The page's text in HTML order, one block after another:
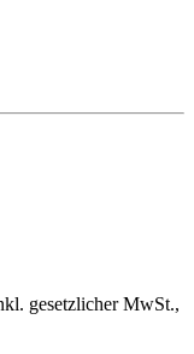
gesetzlicher MwSt.,